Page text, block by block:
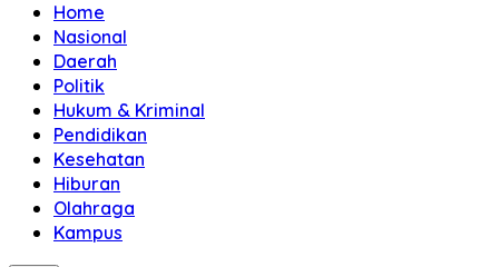
Home
Nasional
Daerah
Politik
Hukum & Kriminal
Pendidikan
Kesehatan
Hiburan
Olahraga
Kampus